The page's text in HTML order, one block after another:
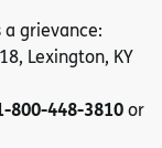
grievance:
Lexington, KY
800-448-3810or